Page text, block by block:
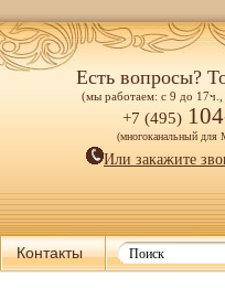
Есть вопросы?
(мы работаем: с 9 до
+7 (495)
(многоканальный
Или закажите
Контакты